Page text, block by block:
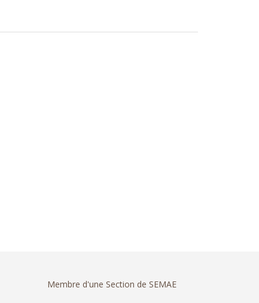
Membre d'une Section de SEMAE